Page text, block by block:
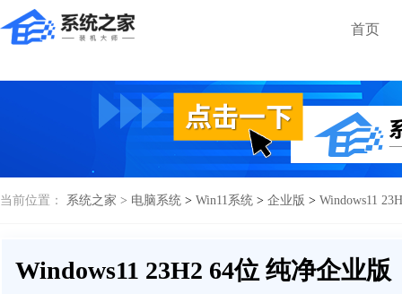
首页
当前位置： 系统之家 > 电脑系统 > Win11系统 > 企业版 > Windows11
Windows11 23H2 64位 纯净企业版